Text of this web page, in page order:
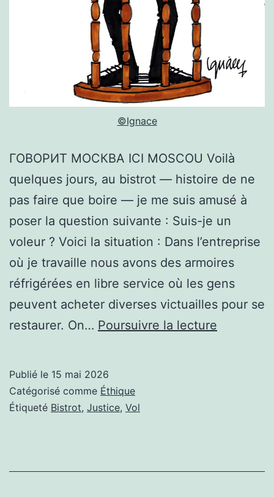
©Ignace
ГОВОРИТ МОСКВА ICI MOSCOU Voilà
quelques jours, au bistrot — histoire de ne
pas faire que boire — je me suis amusé à
poser la question suivante : Suis-je un
voleur ? Voici la situation : Dans l’entreprise
où je travaille nous avons des armoires
réfrigérées en libre service où les gens
peuvent acheter diverses victuailles pour se
restaurer. On… Poursuivre la lecture
Publié le 15 mai 2026
Catégorisé comme Éthique
Étiqueté Bistrot, Justice, Vol